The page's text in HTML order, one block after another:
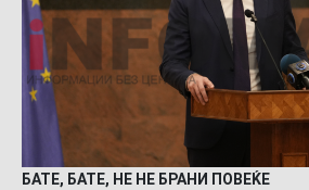
БАТЕ, БАТЕ, НЕ НЕ БРАНИ ПОВЕЌЕ